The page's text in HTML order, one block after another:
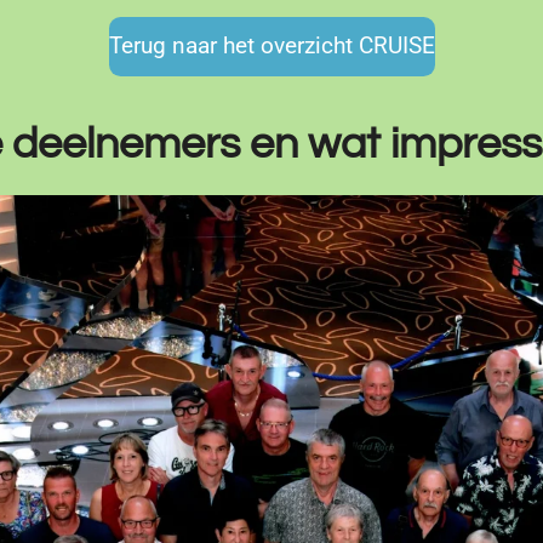
Terug naar het overzicht CRUISE
deelnemers en wat